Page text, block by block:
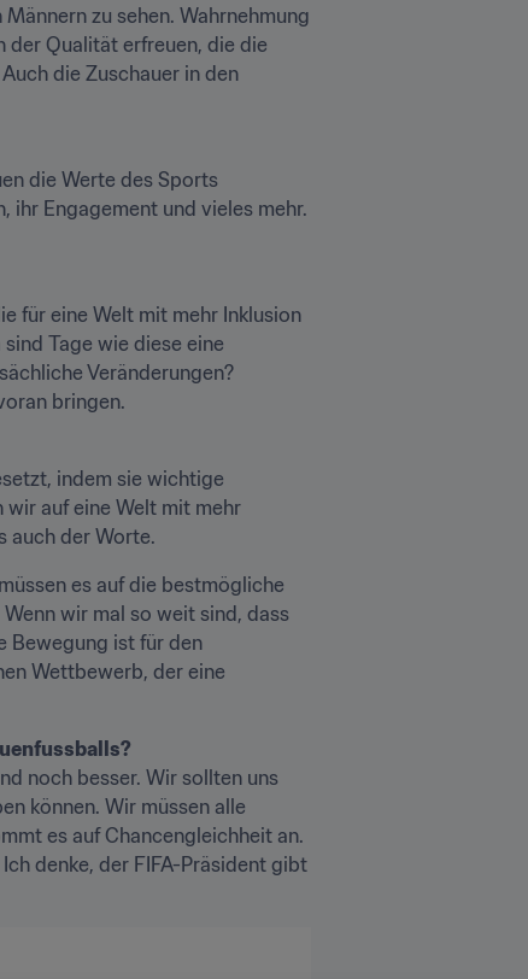
zu sehen. Wahrnehmung
der Qualität erfreuen, die die
die Zuschauer in den
die Werte des Sports
ihr Engagement und vieles mehr.
für eine Welt mit mehr Inklusion
Tage wie diese eine
Veränderungen?
bringen.
indem sie wichtige
auf eine Welt mit mehr
auch der Worte.
es auf die bestmögliche
wir mal so weit sind, dass
Bewegung ist für den
Wettbewerb, der eine
noch besser. Wir sollten uns
können. Wir müssen alle
es auf Chancengleichheit an.
denke, der FIFA-Präsident gibt